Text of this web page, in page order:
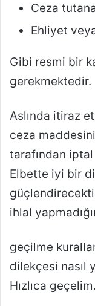
Ceza
Ehliyet
Gibi resmi bir
gerekmektedir.
Aslında itiraz
ceza
tarafından
Elbette iyi bir
ihlal
geçilme
dilekçesi nasıl
Hızlıca geçelim.